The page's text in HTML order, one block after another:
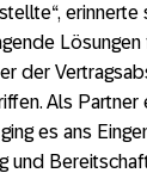
erinnerte
Lösungen
der
Als Partner
es ans
und